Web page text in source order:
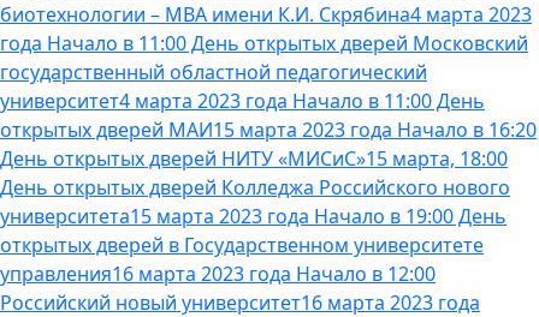
биотехнологии – МВА имени К.И. Скрябина4 марта 2023
года Начало в 11:00 День открытых дверей Московский
государственный областной педагогический
университет4 марта 2023 года Начало в 11:00 День
открытых дверей МАИ15 марта 2023 года Начало в 16:20
День открытых дверей НИТУ «МИСиС»15 марта, 18:00
День открытых дверей Колледжа Российского нового
университета15 марта 2023 года Начало в 19:00 День
открытых дверей в Государственном университете
управления16 марта 2023 года Начало в 12:00
Российский новый университет16 марта 2023 года